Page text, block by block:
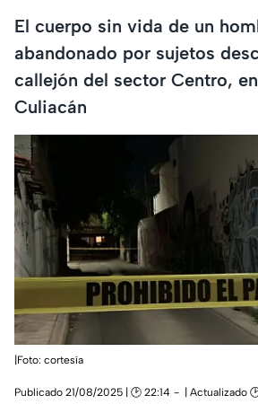
El cuerpo sin vida de un
abandonado por sujetos
callejón del sector Centro,
Culiacán
|Foto: cortesía
Publicado 21/08/2025 | 🕑 22:14 | Actualizado